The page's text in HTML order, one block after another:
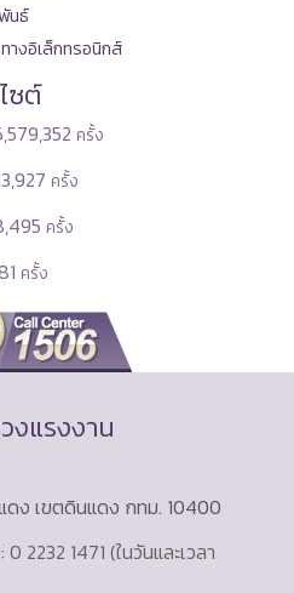
นธ์
างอิเล็กทรอนิกส์
ซต์
ครั้ง
ครั้ง
ครั้ง
ครั้ง
งแรงงาน
ง เขตดินแดง กทม. 10400
2232 1471 (ในวันและเวลา